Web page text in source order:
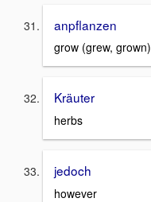
anpflanzen
grow (grew, grown)
Kräuter
herbs
jedoch
however